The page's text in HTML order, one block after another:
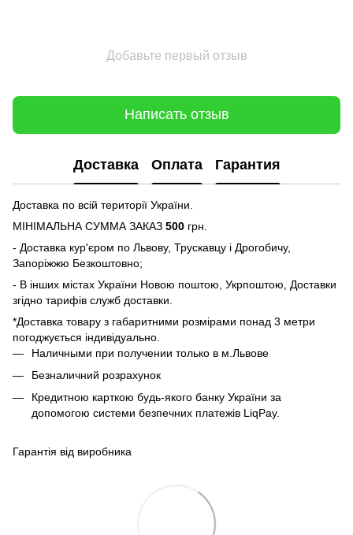
Добавьте первый отзыв
Написать отзыв
Доставка Оплата Гарантия
Доставка по всій території України.
МІНІМАЛЬНА СУММА ЗАКАЗ 500 грн.
- Доставка кур'єром по Львову, Трускавцу і Дрогобичу,
Запоріжжю Безкоштовно;
- В інших містах України Новою поштою, Укрпоштою, Доставки
згідно тарифів служб доставки.
*Доставка товару з габаритними розмірами понад 3 метри
погоджується індивідуально.
Наличными при получении только в м.Львове
Безналичний розрахунок
Кредитною карткою будь-якого банку України за
допомогою системи безпечних платежів LiqPay.
Гарантія від виробника